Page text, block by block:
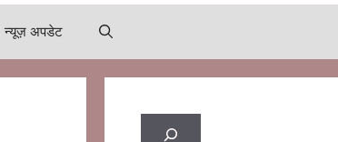
न्यूज़ अपडेट
Search